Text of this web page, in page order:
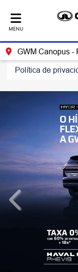
MENU
GWM Canopus -
Política de